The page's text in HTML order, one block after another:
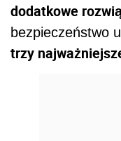
dodatkowe
bezpieczeństwo
trzy